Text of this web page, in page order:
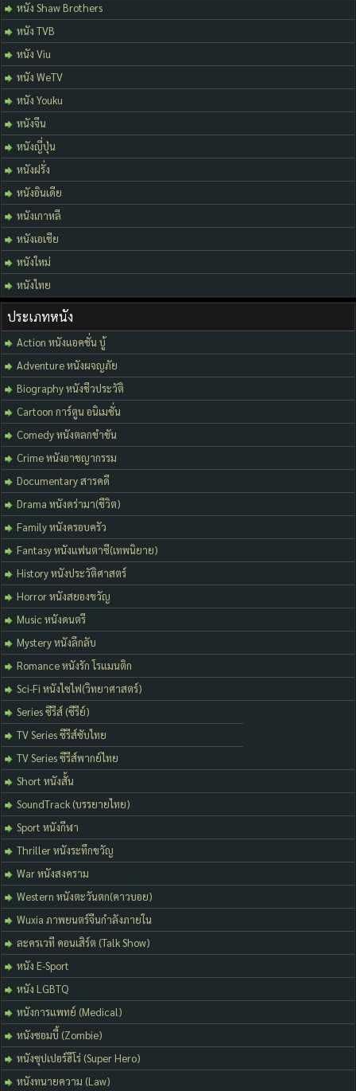
หนัง Shaw Brothers
หนัง TVB
หนัง Viu
หนัง WeTV
หนัง Youku
หนังจีน
หนังญี่ปุ่น
หนังฝรั่ง
หนังอินเดีย
หนังเกาหลี
หนังเอเชีย
หนังใหม่
หนังไทย
ประเภทหนัง
Action หนังแอคชั่น บู้
Adventure หนังผจญภัย
Biography หนังชีวประวัติ
Cartoon การ์ตูน อนิเมชั่น
Comedy หนังตลกขำขัน
Crime หนังอาชญากรรม
Documentary สารคดี
Drama หนังดร่ามา(ชีวิต)
Family หนังครอบครัว
Fantasy หนังแฟนตาซี(เทพนิยาย)
History หนังประวัติศาสตร์
Horror หนังสยองขวัญ
Music หนังดนตรี
Mystery หนังลึกลับ
Romance หนังรัก โรแมนติก
Sci-Fi หนังไซไฟ(วิทยาศาสตร์)
Series ซีรีส์ (ซีรีย์)
TV Series ซีรีส์ซับไทย
TV Series ซีรีส์พากย์ไทย
Short หนังสั้น
SoundTrack (บรรยายไทย)
Sport หนังกีฬา
Thriller หนังระทึกขวัญ
War หนังสงคราม
Western หนังตะวันตก(คาวบอย)
Wuxia ภาพยนตร์จีนกำลังภายใน
ละครเวที คอนเสิร์ต (Talk Show)
หนัง E-Sport
หนัง LGBTQ
หนังการแพทย์ (Medical)
หนังซอมบี้ (Zombie)
หนังซุปเปอร์ฮีโร่ (Super Hero)
หนังทนายความ (Law)